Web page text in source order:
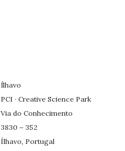
Ílhavo
PCI · Creative Science Park
Via do Conhecimento
3830 – 352
Ílhavo, Portugal